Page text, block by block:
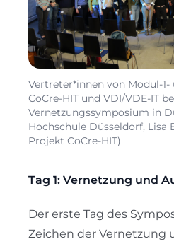
Vertreter*innen von Modul-
CoCre-HIT und VDI/VDE-IT
Vernetzungssymposium in
Hochschule Düsseldorf, Lisa
Projekt CoCre-HIT)
Tag 1: Vernetzung und
Der erste Tag des
Zeichen der Vernetzung